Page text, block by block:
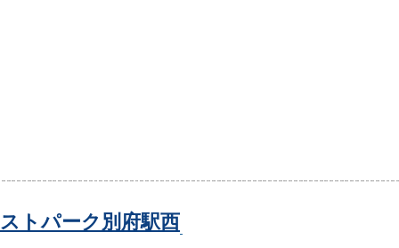
ストパーク別府駅西